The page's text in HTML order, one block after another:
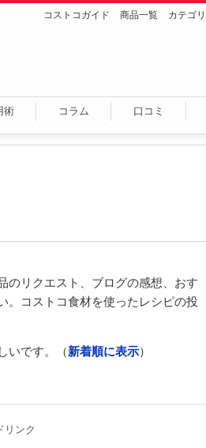
コストコガイド 商品一覧 カテゴリ
術 コラム 口コミ
のリクエスト、ブログの感想、おす
。コストコ食材を使ったレシピの投
いです。（新着順に表示）
リンク